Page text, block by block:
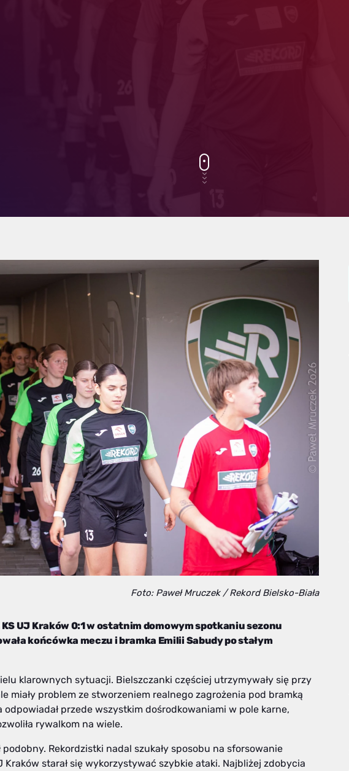
Foto: Paweł Mruczek / Rekord Bielsko-Biała
UJ Kraków 0:1 w ostatnim domowym spotkaniu sezonu
końcówka meczu i bramka Emilii Sabudy po stałym
klarownych sytuacji. Bielszczanki częściej utrzymywały się przy
miały problem ze stworzeniem realnego zagrożenia pod bramką
odpowiadał przede wszystkim dośrodkowaniami w pole karne,
rywalkom na wiele.
Rekordzistki nadal szukały sposobu na sforsowanie
starał się wykorzystywać szybkie ataki. Najbliżej zdobycia